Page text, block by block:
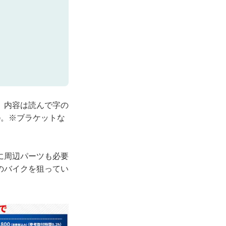
内容は読んで字の
。※ブラケットな
周辺パーツも必要
バイクを狙ってい